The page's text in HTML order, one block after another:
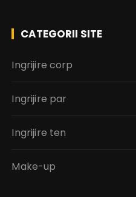
CATEGORII SITE
Ingrijire corp
Ingrijire par
Ingrijire ten
Make-up